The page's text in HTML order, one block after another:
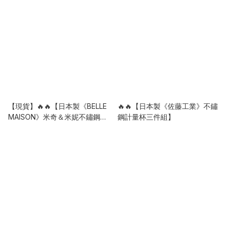
【現貨】🔥🔥【日本製《BELLE
MAISON》米奇＆米妮不鏽鋼調
🔥🔥【日本製《佐藤工業》不鏽
鋼計量杯三件組】